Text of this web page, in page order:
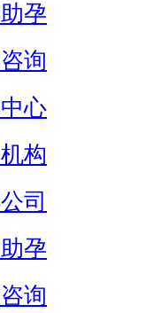
孕
询
心
构
司
孕
询